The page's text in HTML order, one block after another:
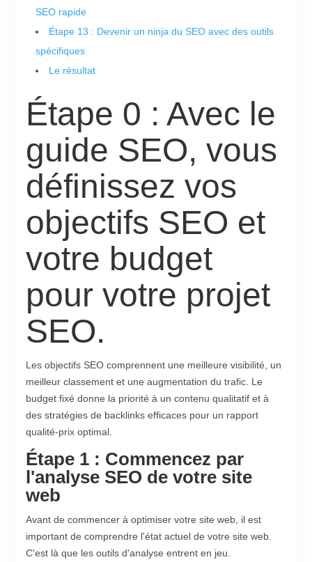
SEO rapide
Étape 13 : Devenir un ninja du SEO avec des outils
spécifiques
Le résultat
Étape 0 : Avec le
guide SEO, vous
définissez vos
objectifs SEO et
votre budget
pour votre projet
SEO.
Les objectifs SEO comprennent une meilleure visibilité, un
meilleur classement et une augmentation du trafic. Le
budget fixé donne la priorité à un contenu qualitatif et à
des stratégies de backlinks efficaces pour un rapport
qualité-prix optimal.
Étape 1 : Commencez par
l'analyse SEO de votre site
web
Avant de commencer à optimiser votre site web, il est
important de comprendre l'état actuel de votre site web.
C'est là que les outils d'analyse entrent en jeu.